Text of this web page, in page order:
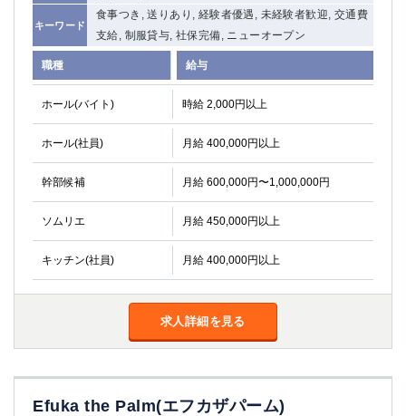
キーワード
食事つき, 送りあり, 経験者優遇, 未経験者歓迎, 交通費
支給, 制服貸与, 社保完備, ニューオープン
職種 給与
ホール(バイト) 時給 2,000円以上
ホール(社員) 月給 400,000円以上
幹部候補 月給 600,000円〜1,000,000円
ソムリエ 月給 450,000円以上
キッチン(社員) 月給 400,000円以上
求人詳細を見る
Efuka the Palm(エフカザパーム)